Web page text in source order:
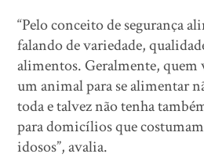
“Pelo conceito de segurança
falando de variedade,
alimentos. Geralmente,
um animal para se alimentar
toda e talvez não tenha
para domicílios que
idosos”, avalia.